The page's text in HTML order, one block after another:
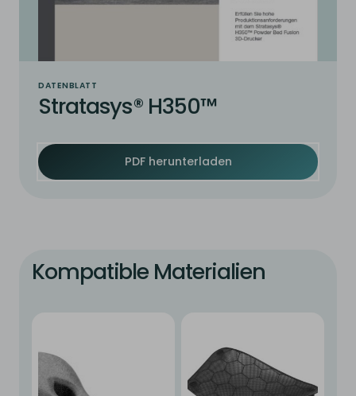
DATENBLATT
Stratasys® H350™
PDF herunterladen
Kompatible Materialien